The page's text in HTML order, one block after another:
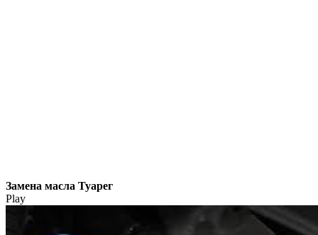
Замена масла Туарег
Play